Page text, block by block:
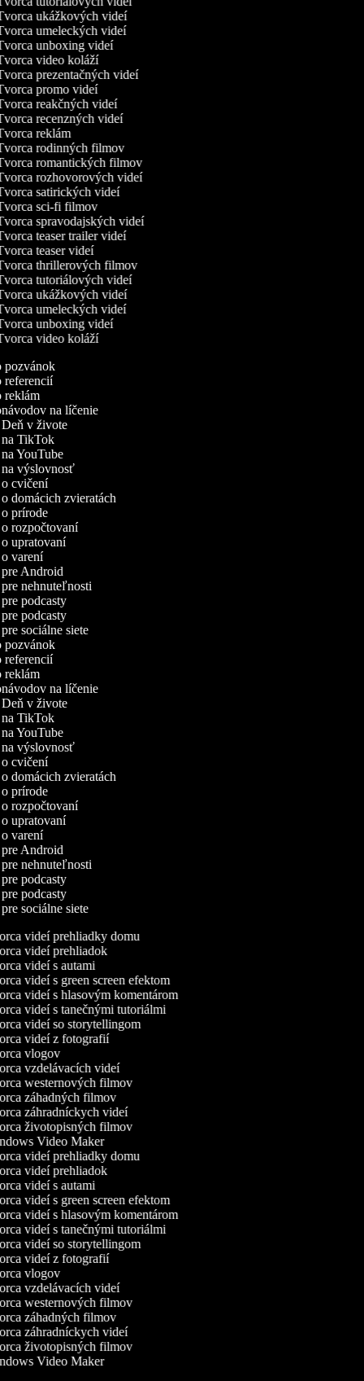
ukážkových videí
umeleckých videí
unboxing videí
video koláží
prezentačných videí
promo videí
reakčných videí
recenzných videí
reklám
rodinných filmov
romantických filmov
rozhovorových videí
satirických videí
sci-fi filmov
spravodajských videí
teaser trailer videí
teaser videí
thrillerových filmov
tutoriálových videí
ukážkových videí
umeleckých videí
unboxing videí
video koláží
pozvánok
referencií
reklám
na líčenie
Deň v živote
na TikTok
YouTube
na výslovnosť
o cvičení
domácich zvieratách
o prírode
o rozpočtovaní
o upratovaní
o varení
pre Android
pre nehnuteľnosti
podcasty
podcasty
sociálne siete
pozvánok
referencií
reklám
na líčenie
Deň v živote
na TikTok
YouTube
na výslovnosť
o cvičení
domácich zvieratách
o prírode
o rozpočtovaní
o upratovaní
o varení
pre Android
pre nehnuteľnosti
podcasty
podcasty
sociálne siete
videí prehliadky domu
videí prehliadok
videí s autami
videí s green screen efektom
videí s hlasovým komentárom
videí s tanečnými tutoriálmi
videí so storytellingom
videí z fotografií
vlogov
vzdelávacích videí
westernových filmov
záhadných filmov
záhradníckych videí
životopisných filmov
Video Maker
videí prehliadky domu
videí prehliadok
videí s autami
videí s green screen efektom
videí s hlasovým komentárom
videí s tanečnými tutoriálmi
videí so storytellingom
videí z fotografií
vlogov
vzdelávacích videí
westernových filmov
záhadných filmov
záhradníckych videí
životopisných filmov
Video Maker